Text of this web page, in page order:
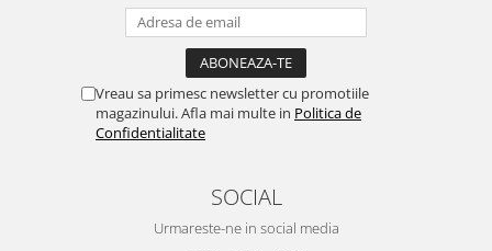
Vreau sa primesc newsletter cu promotiile
magazinului. Afla mai multe in Politica de
Confidentialitate
SOCIAL
Urmareste-ne in social media